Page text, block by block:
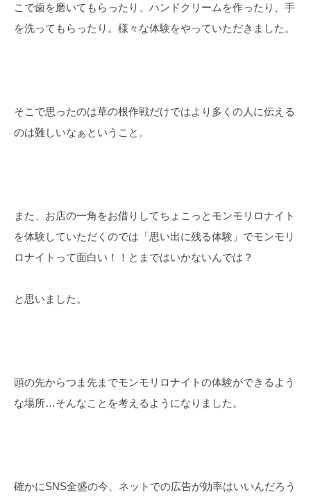
こで歯を磨いてもらったり、ハンドクリームを作ったり、手
を洗ってもらったり。様々な体験をやっていただきました。
そこで思ったのは草の根作戦だけではより多くの人に伝える
のは難しいなぁということ。
また、お店の一角をお借りしてちょこっとモンモリロナイト
を体験していただくのでは「思い出に残る体験」でモンモリ
ロナイトって面白い！！とまではいかないんでは？
と思いました。
頭の先からつま先までモンモリロナイトの体験ができるよう
な場所…そんなことを考えるようになりました。
確かにSNS全盛の今、ネットでの広告が効率はいいんだろう